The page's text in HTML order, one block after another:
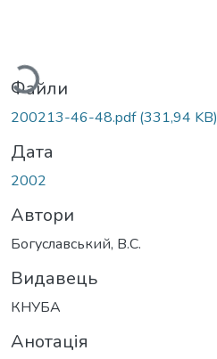
Файли
200213-46-48.pdf(331,94 KB)
Дата
2002
Автори
Богуславський, В.С.
Видавець
КНУБА
Анотація